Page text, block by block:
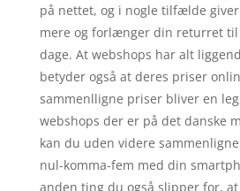
på nettet, og i nogle tilfælde
mere og forlænger din returret til
dage. At webshops har alt
betyder også at deres priser
sammenlligne priser bliver en
webshops der er på det danske
kan du uden videre
nul-komma-fem med din
anden ting du også slipper for,